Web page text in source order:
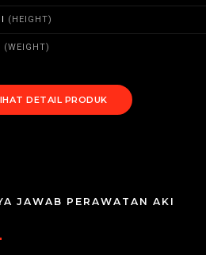
(HEIGHT)
(WEIGHT)
DETAIL PRODUK
JAWAB PERAWATAN AKI